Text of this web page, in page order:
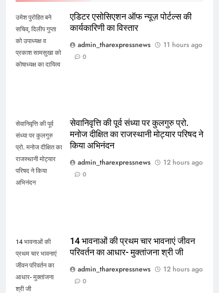
उमेश पुरोहित बने
सचिव, दिलीप गुप्ता
को उपाध्यक्ष व
प्रकाश सामसुखा को
कोषाध्यक्ष का दायित्व
एडिटर एसोसिएशन ऑफ न्यूज़ पोर्टल्स की
कार्यकारिणी का विस्तार
admin_tharexpressnews
11 hours ago
0
सेवानिवृत्ति की पूर्व
संध्या पर कुलगुरु
प्रो. मनोज दीक्षित का
राजस्थानी मोट्यार
परिषद ने किया
अभिनंदन
सेवानिवृत्ति की पूर्व संध्या पर कुलगुरु प्रो.
मनोज दीक्षित का राजस्थानी मोट्यार परिषद ने
किया अभिनंदन
admin_tharexpressnews
12 hours ago
0
14 भावनाओं की
प्रथम चार भावनाएं
जीवन परिवर्तन का
आधार- मुक्तांजना
श्री जी
14 भावनाओं की प्रथम चार भावनाएं जीवन
परिवर्तन का आधार- मुक्तांजना श्री जी
admin_tharexpressnews
12 hours ago
0